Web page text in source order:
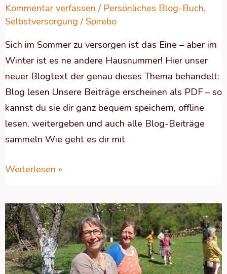
Kommentar verfassen / Persönliches Blog-Buch,
Selbstversorgung / Spirebo
Sich im Sommer zu versorgen ist das Eine – aber im
Winter ist es ne andere Hausnummer! Hier unser
neuer Blogtext der genau dieses Thema behandelt:
Blog lesen Unsere Beiträge erscheinen als PDF – so
kannst du sie dir ganz bequem speichern, offline
lesen, weitergeben und auch alle Blog-Beiträge
sammeln Wie geht es dir mit
Weiterlesen »
DIE
SÜßE
DES
LEBENSAPFELS